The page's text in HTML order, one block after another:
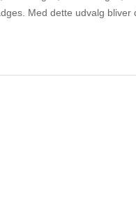
Med dette udvalg bliver